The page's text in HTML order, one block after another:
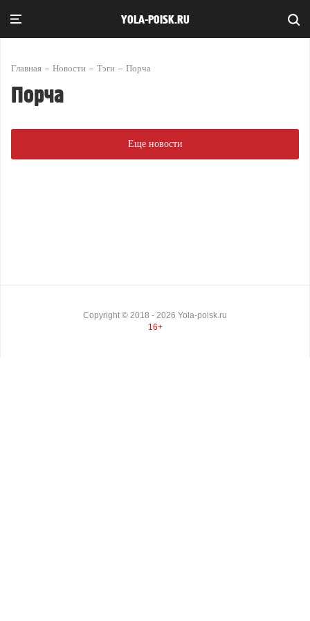
YOLA-POISK.RU
Главная Новости Тэги Порча
Порча
Еще новости
Copyright © 2018 - 2026 Yola-poisk.ru
16+